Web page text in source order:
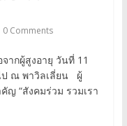
0 Comments
ากผู้สูงอายุ วันที่ 11
ป ณ พาวิลเลี่ยน ผู้
ญ “สังคมร่วม รวมเรา